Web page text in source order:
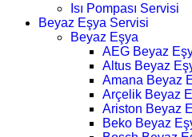
Isı Pompası Servisi
Beyaz Eşya Servisi
Beyaz Eşya
AEG Beyaz
Altus Beyaz
Amana Beyaz
Arçelik Beyaz
Ariston Beyaz
Beko Beyaz